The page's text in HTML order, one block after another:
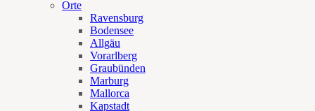
Orte
Ravensburg
Bodensee
Allgäu
Vorarlberg
Graubünden
Marburg
Mallorca
Kapstadt